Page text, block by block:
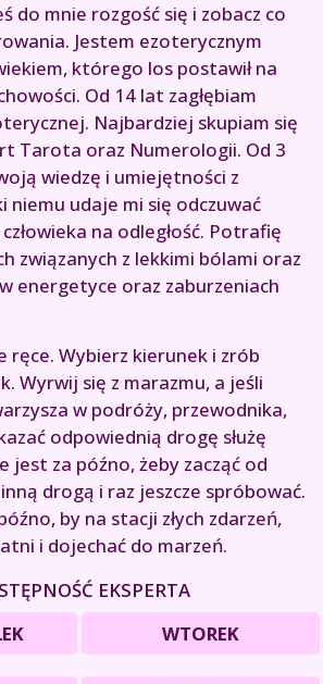
do mnie rozgość się i zobacz co
Jestem ezoterycznym
którego los postawił na
Od 14 lat zagłębiam
Najbardziej skupiam się
Tarota oraz Numerologii. Od 3
wiedzę i umiejętności z
niemu udaje mi się odczuwać
na odległość. Potrafię
związanych z lekkimi bólami oraz
energetyce oraz zaburzeniach
ręce. Wybierz kierunek i zrób
Wyrwij się z marazmu, a jeśli
w podróży, przewodnika,
odpowiednią drogę służę
jest za późno, żeby zacząć od
drogą i raz jeszcze spróbować.
by na stacji złych zdarzeń,
i dojechać do marzeń.
EKSPERTA
WTOREK